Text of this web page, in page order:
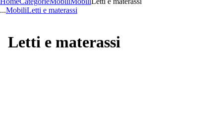
...MobiliLetti e materassi
Letti e materassi